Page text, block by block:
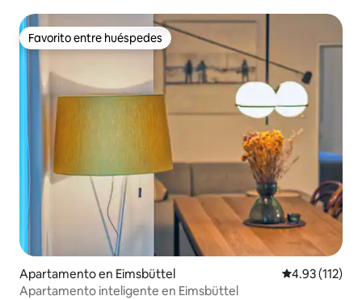
Favorito entre huéspedes
Favorito entre huéspedes
Apartamento en Eimsbüttel Calificación
4.93 (112)
Apartamento inteligente en Eimsbüttel